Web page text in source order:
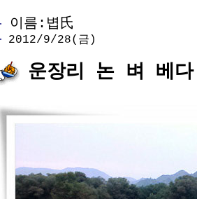
이름:볍氏
2012/9/28(금)
운장리 논 벼